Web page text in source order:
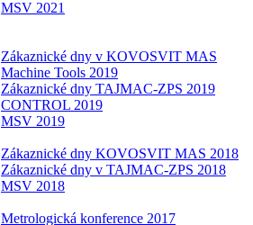
MSV 2021
Zákaznické dny v KOVOSVIT MAS
Machine Tools 2019
Zákaznické dny TAJMAC-ZPS 2019
CONTROL 2019
MSV 2019
Zákaznické dny KOVOSVIT MAS 2018
Zákaznické dny v TAJMAC-ZPS 2018
MSV 2018
Metrologická konference 2017